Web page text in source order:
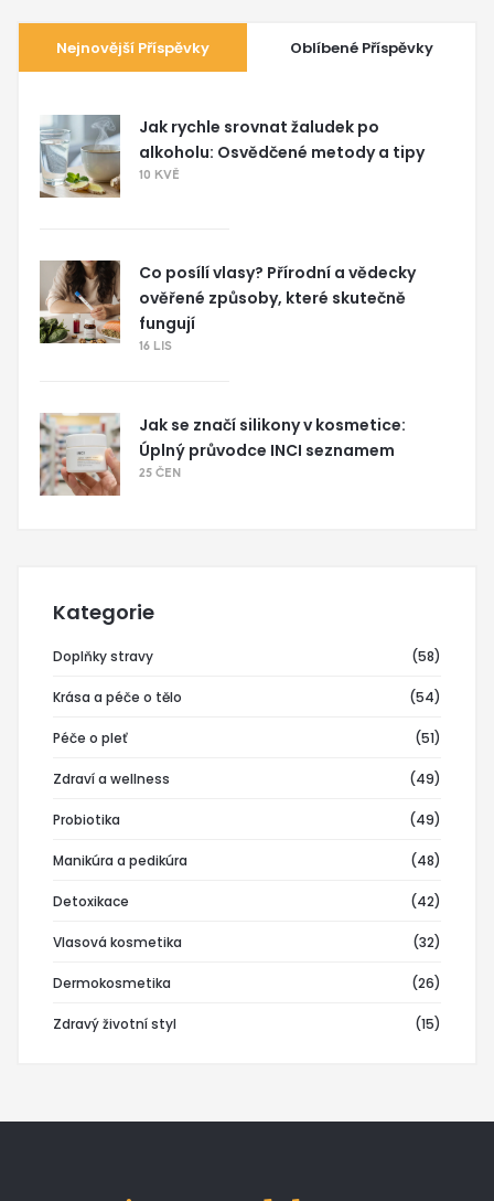
Nejnovější Příspěvky Oblíbené Příspěvky
Jak rychle srovnat žaludek po
alkoholu: Osvědčené metody a tipy
10 KVĚ
Co posílí vlasy? Přírodní a vědecky
ověřené způsoby, které skutečně
fungují
16 LIS
Jak se značí silikony v kosmetice:
Úplný průvodce INCI seznamem
25 ČEN
Kategorie
Doplňky stravy (58)
Krása a péče o tělo (54)
Péče o pleť (51)
Zdraví a wellness (49)
Probiotika (49)
Manikúra a pedikúra (48)
Detoxikace (42)
Vlasová kosmetika (32)
Dermokosmetika (26)
Zdravý životní styl (15)